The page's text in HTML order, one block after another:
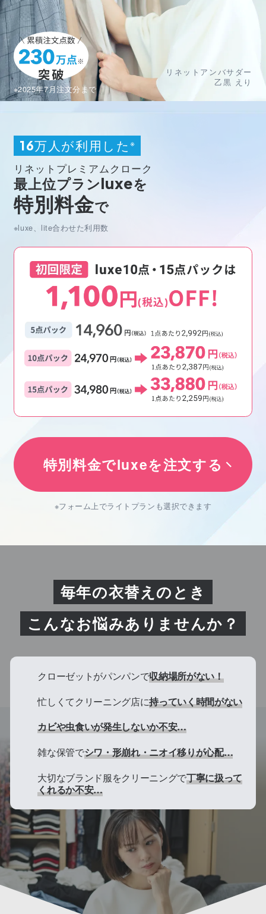
※2025年7月注文分まで
リネットアンバサダー
乙黒 えり
16万人が利用した※
リネットプレミアムクローク
最上位プランluxeを
特別料金で
※luxe、lite合わせた利用数
特別料金でluxeを注文する
※フォーム上でライトプランも選択できます
毎年の衣替えのとき
こんなお悩みありませんか？
クローゼットがパンパンで収納場所がない！
忙しくてクリーニング店に持っていく時間がない
カビや虫食いが発生しないか不安…
雑な保管でシワ・形崩れ・ニオイ移りが心配…
大切なブランド服をクリーニングで丁寧に扱って
くれるか不安…